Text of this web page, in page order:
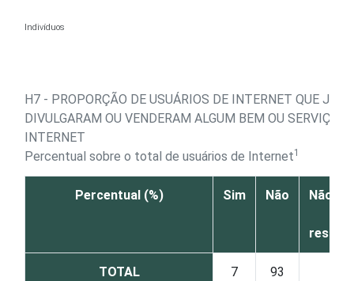
Indivíduos
H7 - PROPORÇÃO DE USUÁRIOS DE INTERNET QUE JÁ
DIVULGARAM OU VENDERAM ALGUM BEM OU SERVIÇO
INTERNET
Percentual sobre o total de usuários de Internet1
Percentual (%) Sim Não
Não
TOTAL 7 93